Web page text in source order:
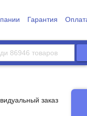
Гарантия
заказ